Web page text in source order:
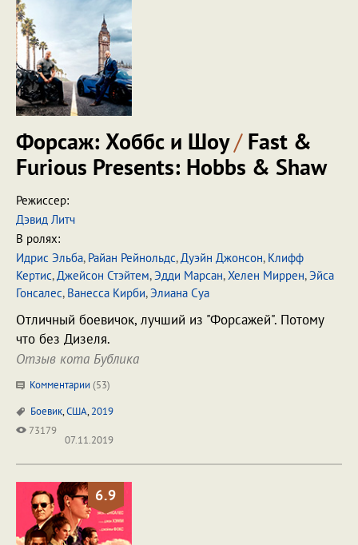
Форсаж: Хоббс и Шоу/Fast &
Furious Presents: Hobbs & Shaw
Режиссер:
Дэвид Литч
В ролях:
Идрис Эльба, Райан Рейнольдс,Дуэйн Джонсон, Клифф
Кертис,Джейсон Стэйтем,Эдди Марсан,Хелен Миррен,Эйса
Гонсалес, Ванесса Кирби,Элиана Суа
Отличный боевичок, лучший из "Форсажей". Потому
что без Дизеля.
Отзыв кота Бублика
Комментарии (53)
Боевик,США,2019
73179
07.11.2019
6.9